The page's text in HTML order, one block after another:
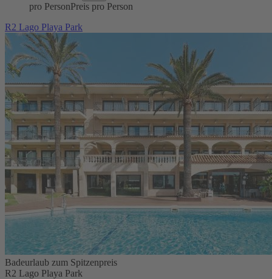
pro PersonPreis pro Person
R2 Lago Playa Park
Badeurlaub zum Spitzenpreis
R2 Lago Playa Park